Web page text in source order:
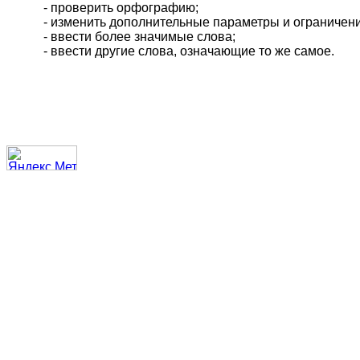
- проверить орфографию;
- изменить дополнительные параметры и
- ввести более значимые слова;
- ввести другие слова, означающие то же самое.